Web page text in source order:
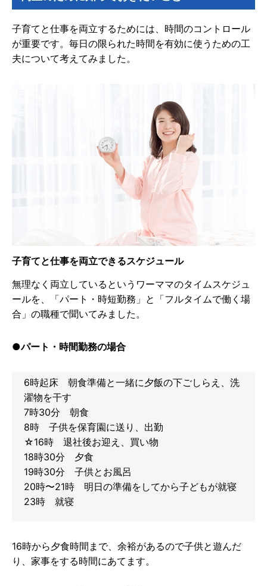
子育てと仕事を両立するためには、時間のコントロール
が重要です。毎日の限られた時間を有効に使うための工
夫について考えてみました。
子育てと仕事を両立できるスケジュール
無理なく両立しているというワーママのタイムスケジュ
ールを、「パート・時短勤務」と「フルタイムで働く場
合」の職種で聞いてみました。
●パート・時間勤務の場合
6時起床 朝食準備と一緒に夕飯の下ごしらえ、洗
濯物を干す
7時30分 朝食
8時 子供を保育園に送り、出勤
☆16時 退社後お迎え、買い物
18時30分 夕食
19時30分 子供とお風呂
20時〜21時 明日の準備をしてから子どもが就寝
23時 就寝
16時から夕食時間まで、余裕があるので子供と遊んだ
り、家事をする時間にあてます。